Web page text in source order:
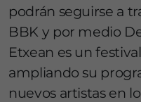
podrán seguirse a
BBK y por medio
Etxean es un
ampliando su
nuevos artistas en